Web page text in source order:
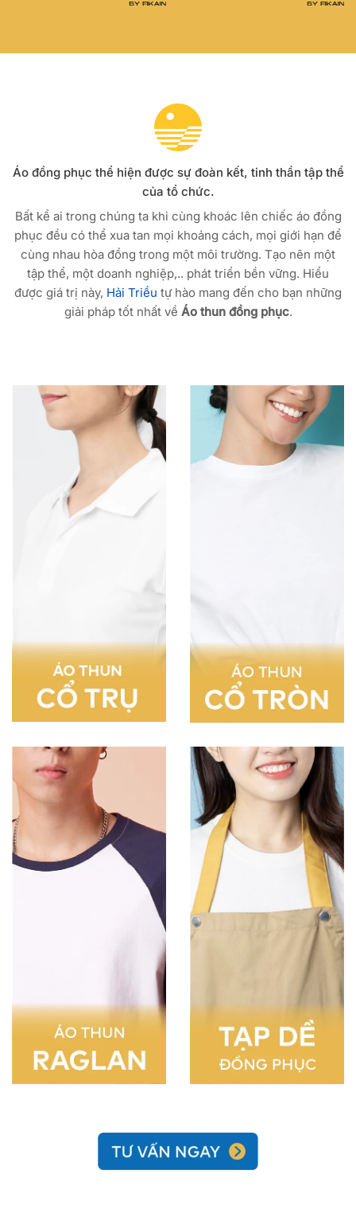
Áo đồng phục thể hiện được sự đoàn kết, tinh thần tập thể
của tổ chức.
Bất kể ai trong chúng ta khi cùng khoác lên chiếc áo đồng
phục đều có thể xua tan mọi khoảng cách, mọi giới hạn để
cùng nhau hòa đồng trong một môi trường. Tạo nên một
tập thể, một doanh nghiệp,.. phát triển bền vững. Hiểu
được giá trị này, Hải Triều tự hào mang đến cho bạn những
giải pháp tốt nhất về Áo thun đồng phục.